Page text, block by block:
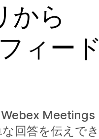
から
ィード
Meetings
回答を伝えでき